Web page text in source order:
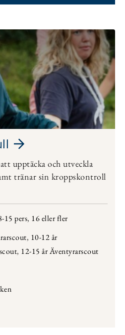
upptäcka och utveckla
tränar sin kroppskontroll
15 pers, 16 eller fler
, 10-12 år
, 12-15 år Äventyrarscout